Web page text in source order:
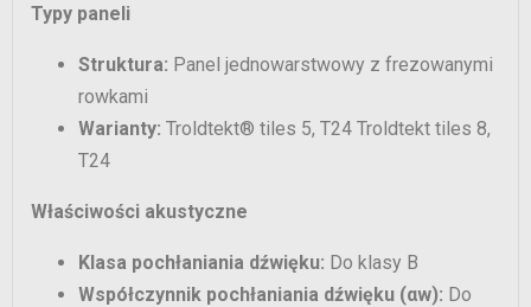
Typy paneli
Struktura: Panel jednowarstwowy z frezowanymi
rowkami
Warianty: Troldtekt® tiles 5, T24 Troldtekt tiles 8,
T24
Właściwości akustyczne
Klasa pochłaniania dźwięku: Do klasy B
Współczynnik pochłaniania dźwięku (αw): Do